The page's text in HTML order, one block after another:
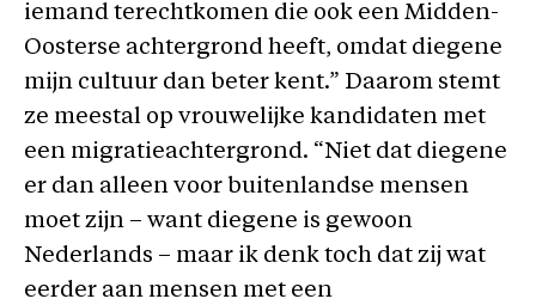
iemand terechtkomen die ook een Midden-
Oosterse achtergrond heeft, omdat diegene
mijn cultuur dan beter kent.” Daarom stemt
ze meestal op vrouwelijke kandidaten met
een migratieachtergrond. “Niet dat diegene
er dan alleen voor buitenlandse mensen
moet zijn – want diegene is gewoon
Nederlands – maar ik denk toch dat zij wat
eerder aan mensen met een